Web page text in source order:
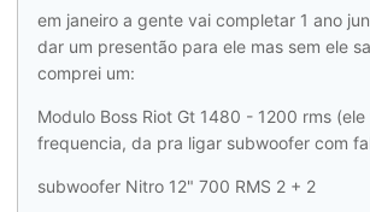
em janeiro a gente vai completar 1 ano
dar um presentão para ele mas sem ele
comprei um:
Modulo Boss Riot Gt 1480 - 1200 rms
frequencia, da pra ligar subwoofer com
subwoofer Nitro 12" 700 RMS 2 + 2